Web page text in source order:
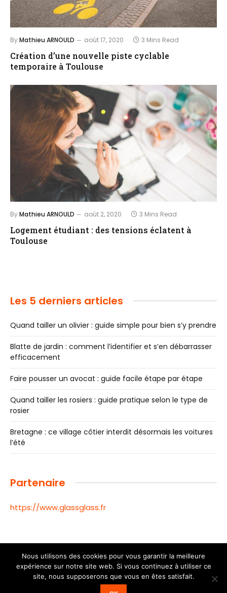
ByMathieu ARNOULD août 17, 2020 3 Mins Read
Création d’une nouvelle piste cyclable
temporaire à Toulouse
ByMathieu ARNOULD août 2, 2020 3 Mins Read
Logement étudiant : des tensions éclatent à
Toulouse
Les 5 derniers articles
Quand tailler un olivier : guide simple pour bien s’y prendre
Blatte de jardin : comment l’identifier et s’en débarrasser
efficacement
Faire pousser un avocat : guide facile étape par étape
Quand tailler les rosiers : guide pratique selon le type de
rosier
Bretagne : ce village côtier interdit désormais les voitures
l’été
Partenaire
https://www.glassglass.fr
© 2026 Toutes les informations de la ville de Toulouse |
Mentions Légales
Contactez nous|
Nous utilisons des cookies pour vous garantir la meilleure
expérience sur notre site web. Si vous continuez à utiliser ce
site, nous supposerons que vous en êtes satisfait.